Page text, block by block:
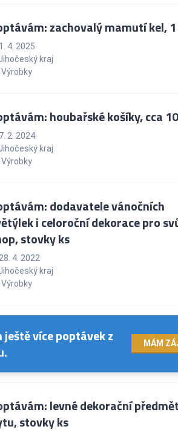
zachovalý mamutí kel,
1. 4. 2025
kraj
Výrobky
houbařské košíky, cca
7. 2. 2024
kraj
Výrobky
dodavatele vánočních
i celoroční dekorace pro
stovky ks
28. 4. 2022
kraj
Výrobky
ještě více poptávek z
MÁM
levné dekorační
stovky ks